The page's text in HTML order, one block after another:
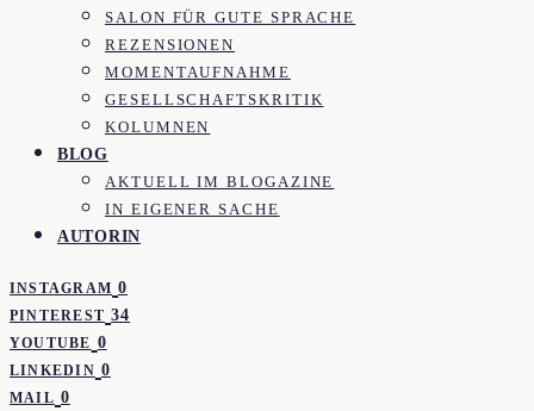
SALON FÜR GUTE SPRACHE
REZENSIONEN
MOMENTAUFNAHME
GESELLSCHAFTSKRITIK
KOLUMNEN
BLOG
AKTUELL IM BLOGAZINE
IN EIGENER SACHE
AUTORIN
INSTAGRAM 0
PINTEREST 34
YOUTUBE 0
LINKEDIN 0
MAIL 0